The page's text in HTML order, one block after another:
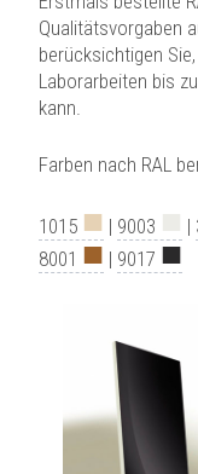
Qualitätsvorgaben
berücksichtigen
Laborarbeiten bis
kann.
Farben nach RAL
1015 ■ | 9003 ■ |
8001 ■ | 9017 ■